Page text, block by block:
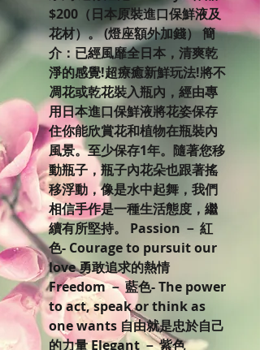
$200（日本原裝進口保鮮液及
花材）。 (燈座額外加錢） 簡
介：已經風靡全日本，清爽乾
淨的感覺!超療癒新鮮玩法!將不
凋花或乾花裝入瓶內，經由專
用日本進口保鮮液將花姿保存
住你能欣賞花和植物在瓶裝內
風景。至少保存1年。隨著您移
動瓶子，瓶子內花朵也跟著搖
移浮動，像是水中起舞，我們
相信手作是一種生活態度，繼
續有所堅持。 Passion － 紅
色- Courage to pursuit our
love 勇敢追求的熱情
Freedom － 藍色- The power
to act, speak or think as
one wants 自由就是忠於自己
的力量 Elegant － 紫色